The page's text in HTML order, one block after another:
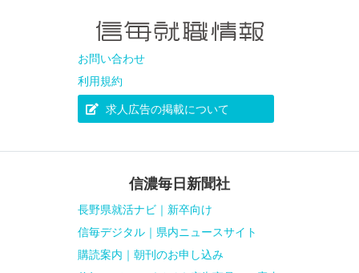
お問い合わせ
利用規約
求人広告の掲載について
信濃毎日新聞社
長野県就活ナビ｜新卒向け
信毎デジタル｜県内ニュースサイト
購読案内｜朝刊のお申し込み